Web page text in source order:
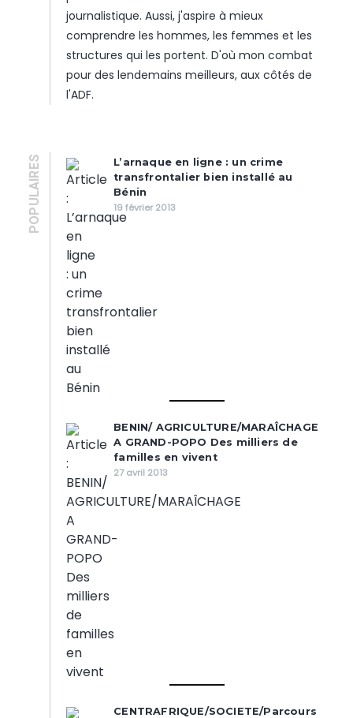
journalistique. Aussi, j'aspire à mieux
comprendre les hommes, les femmes et les
structures qui les portent. D'où mon combat
pour des lendemains meilleurs, aux côtés de
l'ADF.
POPULAIRES
L’arnaque en ligne : un crime
transfrontalier bien installé au
Bénin
19 février 2013
BENIN/ AGRICULTURE/MARAÎCHAGE
A GRAND-POPO Des milliers de
familles en vivent
27 avril 2013
CENTRAFRIQUE/SOCIETE/Parcours